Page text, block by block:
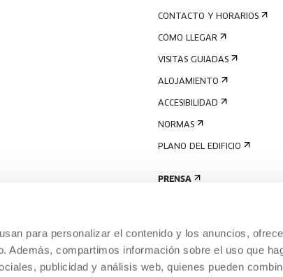
para personalizar el contenido y los anuncios,
Además, compartimos información sobre el uso que
publicidad y análisis web, quienes pueden
CONTACTO Y HORARIOS
CÓMO LLEGAR
VISITAS GUIADAS
ALOJAMIENTO
ACCESIBILIDAD
NORMAS
PLANO DEL EDIFICIO
PRENSA